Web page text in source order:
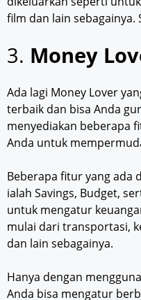
film dan lain sebagainya.
3. Money
Ada lagi Money Lover
terbaik dan bisa Anda
menyediakan beberapa
Anda untuk
Beberapa fitur yang ada
ialah Savings, Budget,
untuk mengatur
mulai dari transportasi,
dan lain sebagainya.
Hanya dengan
Anda bisa mengatur